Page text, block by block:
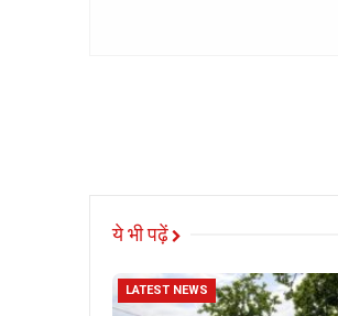
ये भी पढ़ें
LATEST NEWS